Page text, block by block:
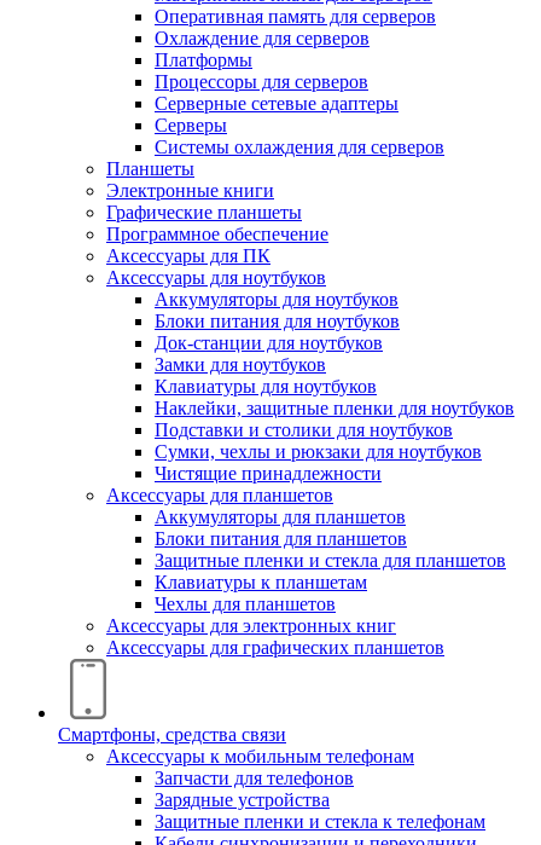
Оперативная память для серверов
Охлаждение для серверов
Платформы
Процессоры для серверов
Серверные сетевые адаптеры
Серверы
Системы охлаждения для серверов
Планшеты
Электронные книги
Графические планшеты
Программное обеспечение
Аксессуары для ПК
Аксессуары для ноутбуков
Аккумуляторы для ноутбуков
Блоки питания для ноутбуков
Док-станции для ноутбуков
Замки для ноутбуков
Клавиатуры для ноутбуков
Наклейки, защитные пленки для ноутбуков
Подставки и столики для ноутбуков
Сумки, чехлы и рюкзаки для ноутбуков
Чистящие принадлежности
Аксессуары для планшетов
Аккумуляторы для планшетов
Блоки питания для планшетов
Защитные пленки и стекла для планшетов
Клавиатуры к планшетам
Чехлы для планшетов
Аксессуары для электронных книг
Аксессуары для графических планшетов
Смартфоны, средства связи
Аксессуары к мобильным телефонам
Запчасти для телефонов
Зарядные устройства
Защитные пленки и стекла к телефонам